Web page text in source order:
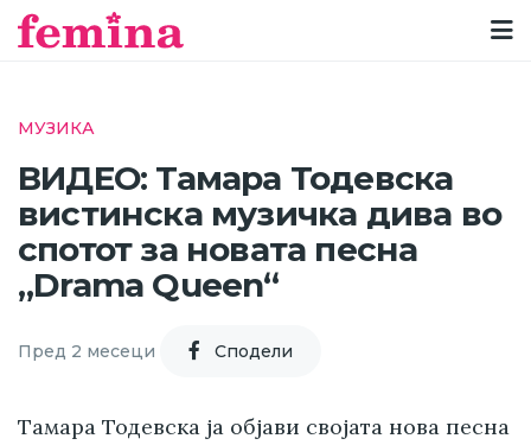
МУЗИКА
ВИДЕО: Тамара Тодевска
вистинска музичка дива во
спотот за новата песна
„Drama Queen“
Пред 2 месеци Cподели
Тамара Тодевска ја објави својата нова песна